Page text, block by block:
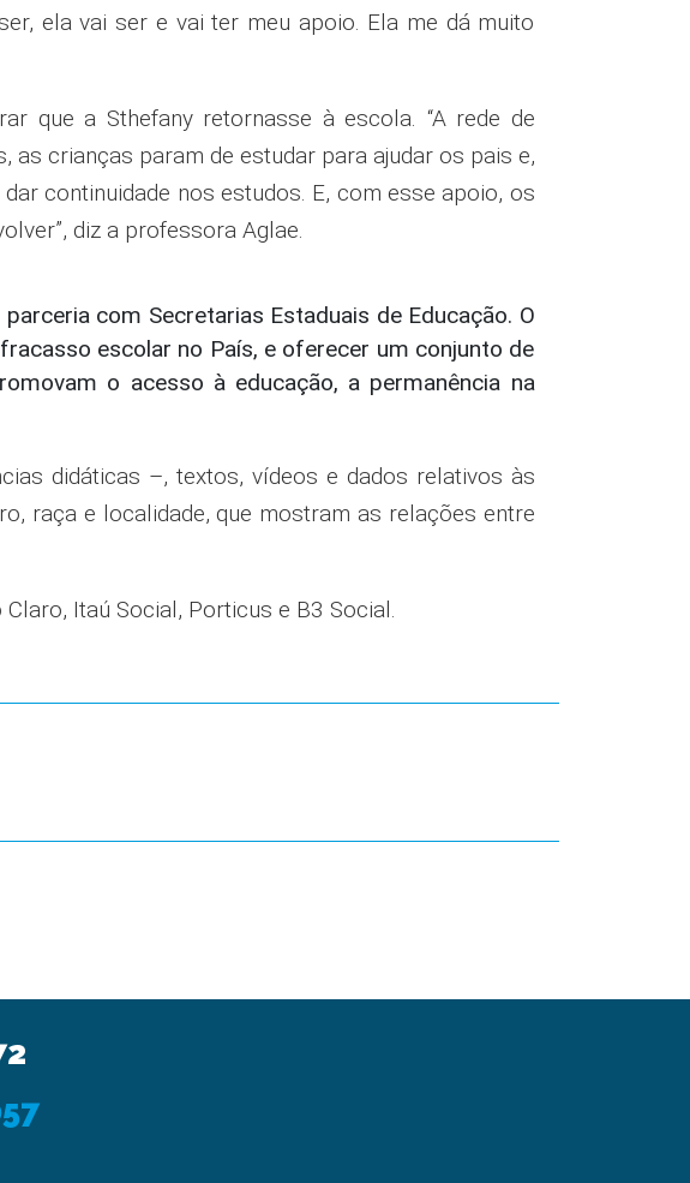
ela vai ser e vai ter meu apoio. Ela me dá muito
que a Sthefany retornasse à escola. “A rede de
crianças param de estudar para ajudar os pais e,
continuidade nos estudos. E, com esse apoio, os
diz a professora Aglae.
com Secretarias Estaduais de Educação. O
escolar no País, e oferecer um conjunto de
o acesso à educação, a permanência na
didáticas –, textos, vídeos e dados relativos às
raça e localidade, que mostram as relações entre
Itaú Social, Porticus e B3 Social.